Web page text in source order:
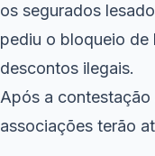
os segurados
pediu o bloqueio de
descontos ilegais.
Após a
associações terão